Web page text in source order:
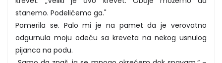
stanemo. Podelićemo ga."
Pomerila se. Palo mi je na pamet da je verovatno
odgurnula moju odeću sa kreveta na nekog usnulog
pijanca na podu.